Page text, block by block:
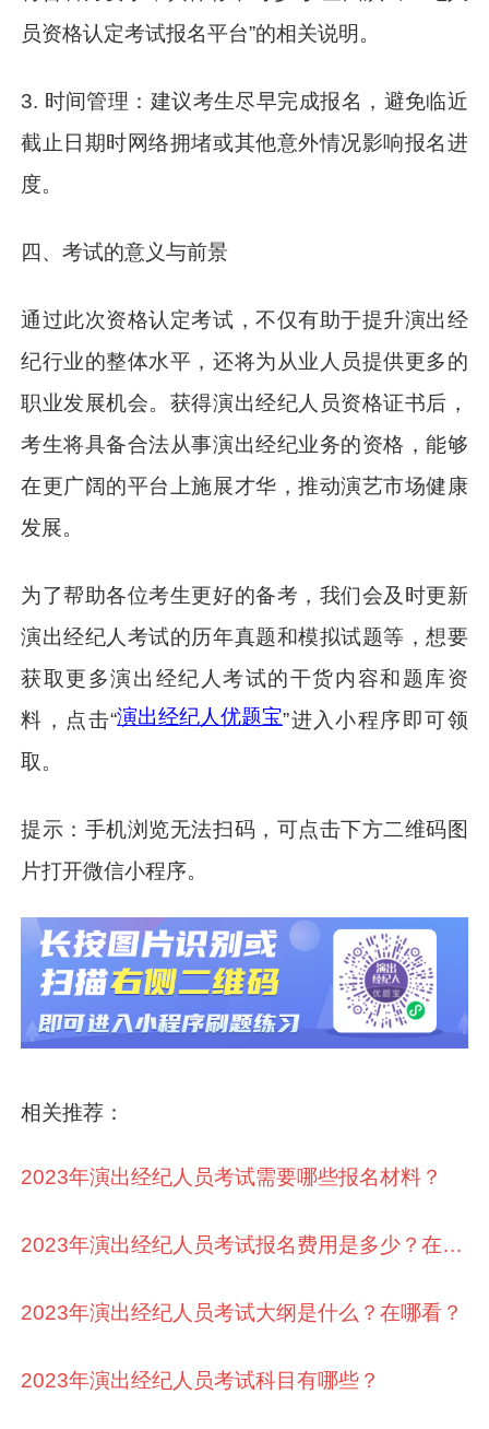
员资格认定考试报名平台”的相关说明。
3. 时间管理：建议考生尽早完成报名，避免临近
截止日期时网络拥堵或其他意外情况影响报名进
度。
四、考试的意义与前景
通过此次资格认定考试，不仅有助于提升演出经
纪行业的整体水平，还将为从业人员提供更多的
职业发展机会。获得演出经纪人员资格证书后，
考生将具备合法从事演出经纪业务的资格，能够
在更广阔的平台上施展才华，推动演艺市场健康
发展。
为了帮助各位考生更好的备考，我们会及时更新
演出经纪人考试的历年真题和模拟试题等，想要
获取更多演出经纪人考试的干货内容和题库资
料，点击“演出经纪人优题宝”进入小程序即可领
取。
提示：手机浏览无法扫码，可点击下方二维码图
片打开微信小程序。
相关推荐：
2023年演出经纪人员考试需要哪些报名材料？
2023年演出经纪人员考试报名费用是多少？在哪缴费？
2023年演出经纪人员考试大纲是什么？在哪看？
2023年演出经纪人员考试科目有哪些？